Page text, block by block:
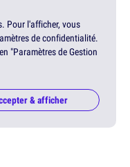
Pour l'afficher, vous
de confidentialité.
"Paramètres de Gestion
& afficher